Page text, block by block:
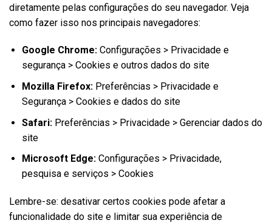
diretamente pelas configurações do seu navegador. Veja
como fazer isso nos principais navegadores:
Google Chrome:Configurações > Privacidade e
segurança > Cookies e outros dados do site
Mozilla Firefox:Preferências > Privacidade e
Segurança > Cookies e dados do site
Safari:Preferências > Privacidade > Gerenciar dados do
site
Microsoft Edge:Configurações > Privacidade,
pesquisa e serviços > Cookies
Lembre-se: desativar certos cookies pode afetar a
funcionalidade do site e limitar sua experiência de